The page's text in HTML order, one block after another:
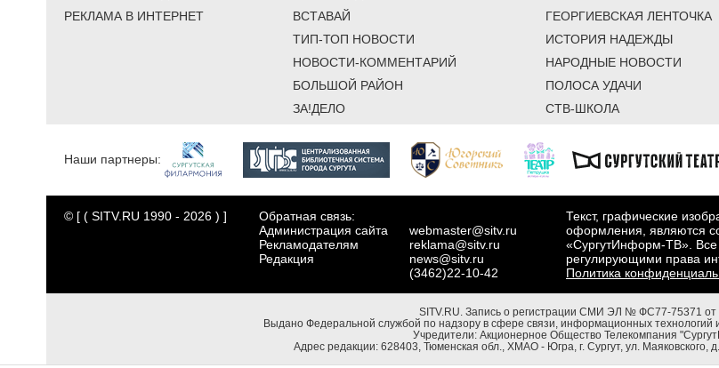
РЕКЛАМА В ИНТЕРНЕТ
ВСТАВАЙ
ТИП-ТОП НОВОСТИ
НОВОСТИ-КОММЕНТАРИЙ
БОЛЬШОЙ РАЙОН
ЗА!ДЕЛО
ГЕОРГИЕВСКАЯ ЛЕНТОЧКА
ИСТОРИЯ НАДЕЖДЫ
НАРОДНЫЕ НОВОСТИ
ПОЛОСА УДАЧИ
СТВ-ШКОЛА
Наши партнеры:
© [ ( SITV.RU 1990 - 2026 ) ]
Обратная связь:
Администрация сайта
Рекламодателям
Редакция
webmaster@sitv.ru
reklama@sitv.ru
news@sitv.ru
(3462)22-10-42
Текст, графические
оформления, являются
«СургутИнформ-ТВ».
регулирующими права
Политика
SITV.RU. Запись о регистрации СМИ ЭЛ № ФС77-75371 от
Выдано Федеральной службой по надзору в сфере связи, информационных технологий
Учредители: Акционерное Общество Телекомпания
Адрес редакции: 628403, Тюменская обл., ХМАО - Югра, г. Сургут, ул. Маяковского,